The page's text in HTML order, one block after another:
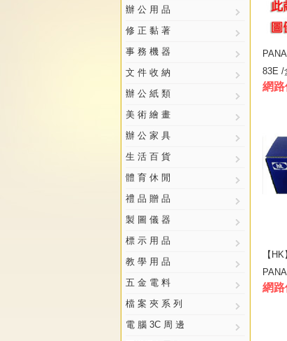
辦 公 用 品
修 正 黏 著
事 務 機 器
文 件 收 納
辦 公 紙 類
美 術 繪 畫
辦 公 家 具
生 活 百 貨
體 育 休 閒
禮 品 贈 品
製 圖 儀 器
標 示 用 品
教 學 用 品
五 金 電 料
檔 案 夾 系 列
電 腦 3C 周 邊
83E /
網
【
網